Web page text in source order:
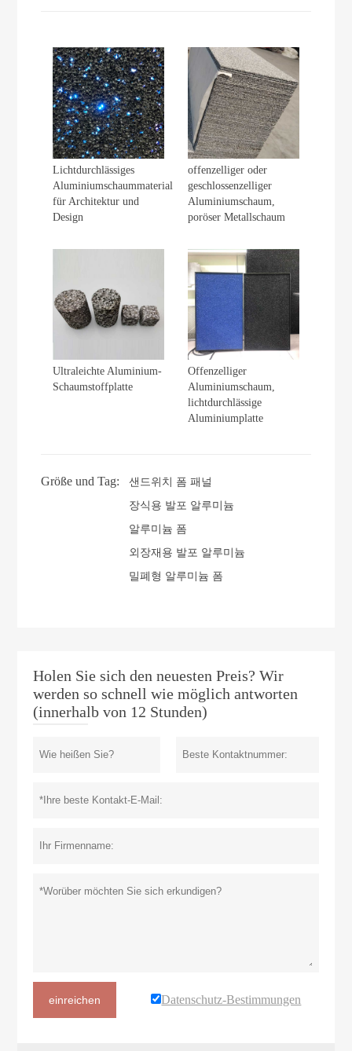
Lichtdurchlässiges
Aluminiumschaummaterial
für Architektur und
Design
offenzelliger oder
geschlossenzelliger
Aluminiumschaum,
poröser Metallschaum
Ultraleichte Aluminium-
Schaumstoffplatte
Offenzelliger
Aluminiumschaum,
lichtdurchlässige
Aluminiumplatte
Größe und Tag:
샌드위치 폼 패널
장식용 발포 알루미늄
알루미늄 폼
외장재용 발포 알루미늄
밀폐형 알루미늄 폼
Holen Sie sich den neuesten Preis? Wir
werden so schnell wie möglich antworten
(innerhalb von 12 Stunden)
einreichen Datenschutz-Bestimmungen